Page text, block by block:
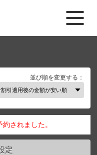
並び順を変更する：
されました。
定